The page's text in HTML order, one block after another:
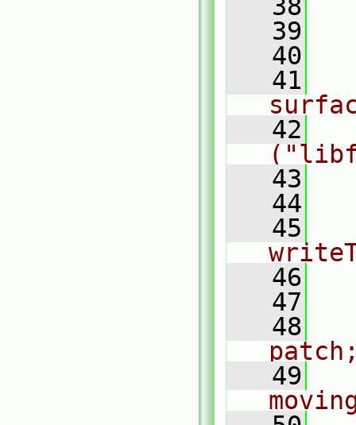
   38
   39
   40
   41
   42
   43
   44
   45
   46
   47
   48
   49